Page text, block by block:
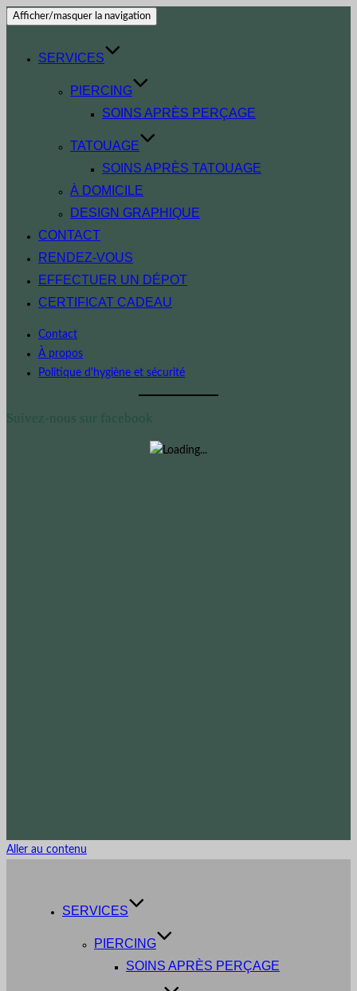
Afficher/masquer la navigation
SERVICES
PIERCING
SOINS APRÈS PERÇAGE
TATOUAGE
SOINS APRÈS TATOUAGE
À DOMICILE
DESIGN GRAPHIQUE
CONTACT
RENDEZ-VOUS
EFFECTUER UN DÉPOT
CERTIFICAT CADEAU
Contact
À propos
Politique d'hygiène et sécurité
Suivez-nous sur facebook
Aller au contenu
SERVICES
PIERCING
SOINS APRÈS PERÇAGE